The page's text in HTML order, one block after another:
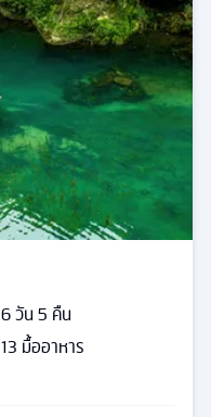
6วัน5 คืน
13 มื้ออาหาร